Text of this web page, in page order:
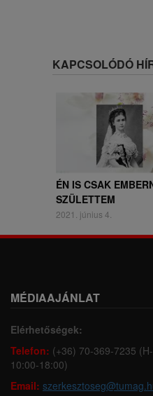
KAPCSOLÓDÓ
ÉN IS CSAK
SZÜLETTEM
2021. június 4.
MÉDIAAJÁNLAT
Elérhetőségek:
Telefon: (+36) 70-369-7235
10:00-18:00)
Email: